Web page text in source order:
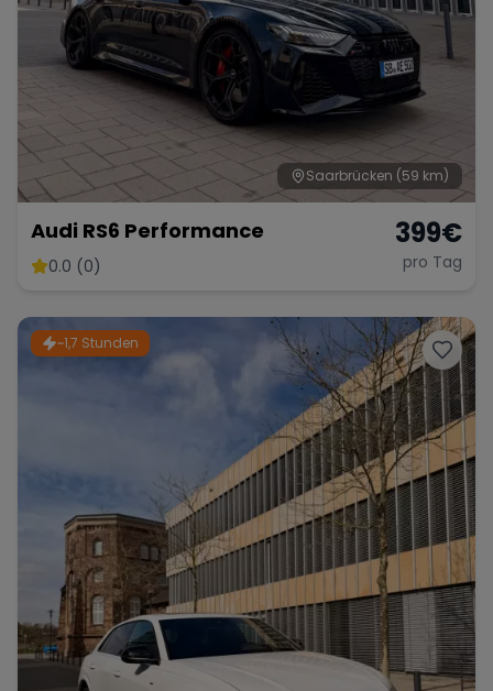
Saarbrücken (59 km)
Audi RS6 Performance
0.0 (0)
399€
pro Tag
~1,7 Stunden